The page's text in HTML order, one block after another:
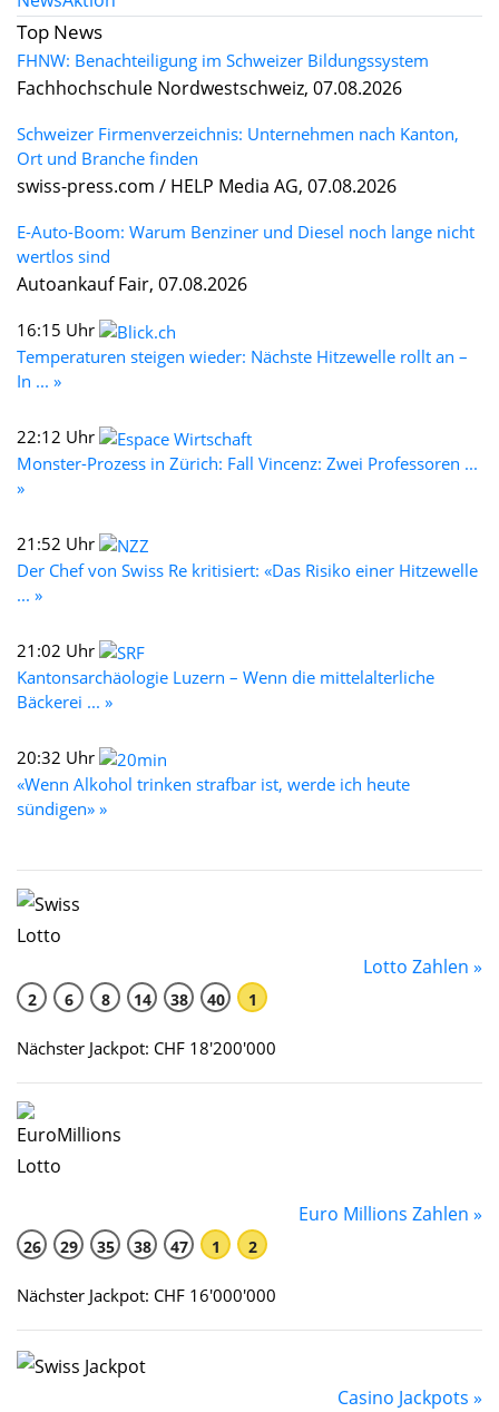
Top News
FHNW: Benachteiligung im Schweizer Bildungssystem
Fachhochschule Nordwestschweiz, 07.08.2026
Schweizer Firmenverzeichnis: Unternehmen nach Kanton,
Ort und Branche finden
swiss-press.com / HELP Media AG, 07.08.2026
E-Auto-Boom: Warum Benziner und Diesel noch lange nicht
wertlos sind
Autoankauf Fair, 07.08.2026
16:15 Uhr
Temperaturen steigen wieder: Nächste Hitzewelle rollt an –
In ... »
22:12 Uhr
Monster-Prozess in Zürich: Fall Vincenz: Zwei Professoren ...
»
21:52 Uhr
Der Chef von Swiss Re kritisiert: «Das Risiko einer Hitzewelle
... »
21:02 Uhr
Kantonsarchäologie Luzern – Wenn die mittelalterliche
Bäckerei ... »
20:32 Uhr
«Wenn Alkohol trinken strafbar ist, werde ich heute
sündigen» »
Lotto Zahlen »
2 6 8 14 38 40 1
Nächster Jackpot: CHF 18'200'000
Euro Millions Zahlen »
26 29 35 38 47 1 2
Nächster Jackpot: CHF 16'000'000
Casino Jackpots »